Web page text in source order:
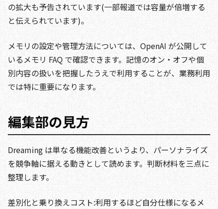
の拡大も予告されています(一部報道では容量が倍増する
と伝えられています)。
メモリの設定や管理方法については、OpenAI が公開して
いるメモリ FAQ で確認できます。記憶のオン・オフや個
別内容の扱いを把握したうえで利用することが、業務利用
では特に重要になります。
編集部の見方
Dreaming は単なる機能改善というより、パーソナライズ
を競争軸に据える動きとして読めます。判断材料を三点に
整理します。
差別化と乗り換えコスト:利用するほど自分仕様になるメ